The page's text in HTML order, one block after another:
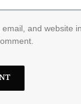
and website